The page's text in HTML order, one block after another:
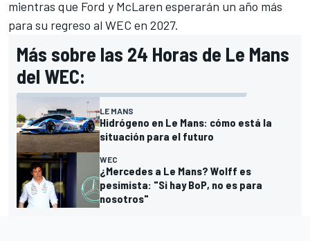
mientras que Ford y McLaren esperarán un año más
para su regreso al WEC en 2027.
Más sobre las 24 Horas de Le Mans
del WEC:
LE MANS
Hidrógeno en Le Mans: cómo está la
situación para el futuro
WEC
¿Mercedes a Le Mans? Wolff es
pesimista: "Si hay BoP, no es para
nosotros"